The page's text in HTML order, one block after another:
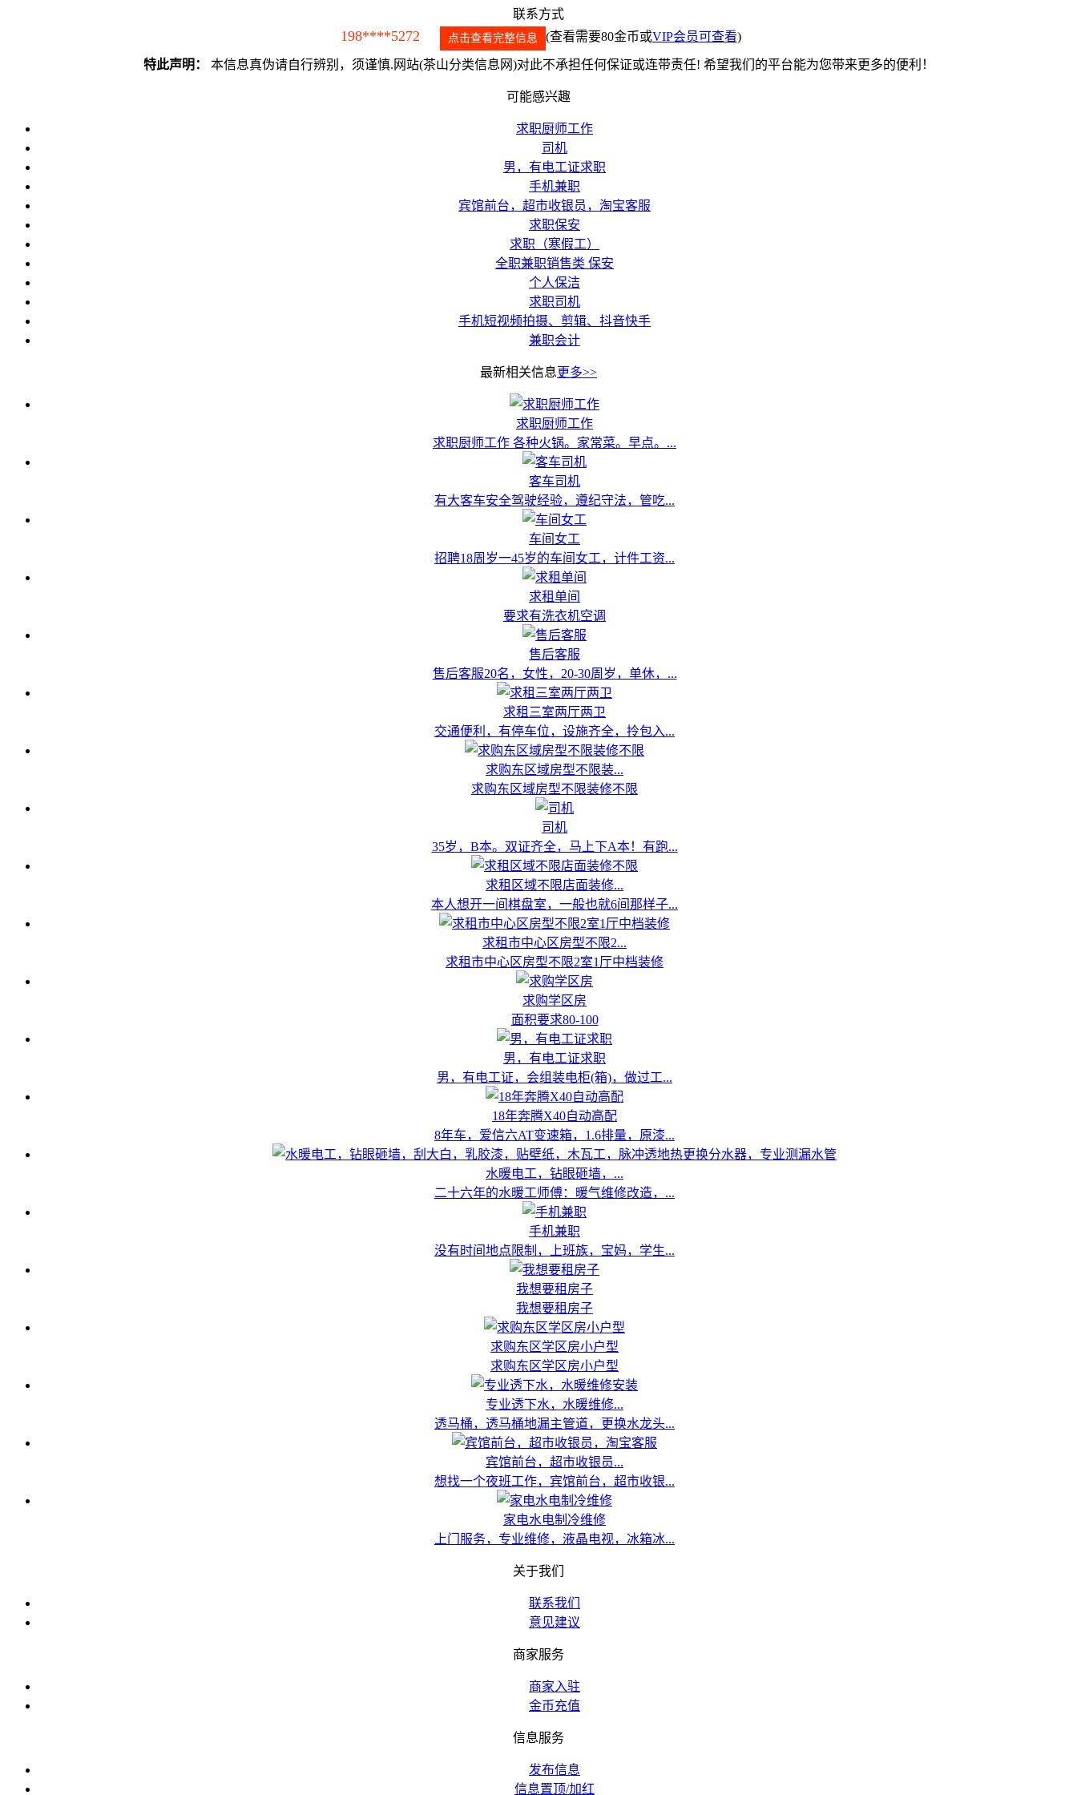
联系方式
198****5272 点击查看完整信息 (查看需要80金币或VIP会员可查看)
特此声明： 本信息真伪请自行辨别，须谨慎.网站(茶山分类信息网)对此不承担任何保证或连带责任! 希望我们的平台能为您带来更多的便利！
可能感兴趣
求职厨师工作
司机
男，有电工证求职
手机兼职
宾馆前台，超市收银员，淘宝客服
求职保安
求职（寒假工）
全职兼职销售类 保安
个人保洁
求职司机
手机短视频拍摄、剪辑、抖音快手
兼职会计
最新相关信息更多>>
求职厨师工作
求职厨师工作 各种火锅。家常菜。早点。...
客车司机
有大客车安全驾驶经验，遵纪守法，管吃...
车间女工
招聘18周岁一45岁的车间女工，计件工资...
求租单间
要求有洗衣机空调
售后客服
售后客服20名，女性，20-30周岁，单休，...
求租三室两厅两卫
交通便利，有停车位，设施齐全，拎包入...
求购东区域房型不限装...
求购东区域房型不限装修不限
司机
35岁，B本。双证齐全，马上下A本！有跑...
求租区域不限店面装修...
本人想开一间棋盘室，一般也就6间那样子...
求租市中心区房型不限2...
求租市中心区房型不限2室1厅中档装修
求购学区房
面积要求80-100
男，有电工证求职
男，有电工证，会组装电柜(箱)，做过工...
18年奔腾X40自动高配
8年车，爱信六AT变速箱，1.6排量，原漆...
水暖电工，钻眼砸墙，...
二十六年的水暖工师傅：暖气维修改造，...
手机兼职
没有时间地点限制，上班族，宝妈，学生...
我想要租房子
我想要租房子
求购东区学区房小户型
求购东区学区房小户型
专业透下水，水暖维修...
透马桶，透马桶地漏主管道，更换水龙头...
宾馆前台，超市收银员...
想找一个夜班工作，宾馆前台，超市收银...
家电水电制冷维修
上门服务，专业维修，液晶电视，冰箱冰...
关于我们
联系我们
意见建议
商家服务
商家入驻
金币充值
信息服务
发布信息
信息置顶/加红